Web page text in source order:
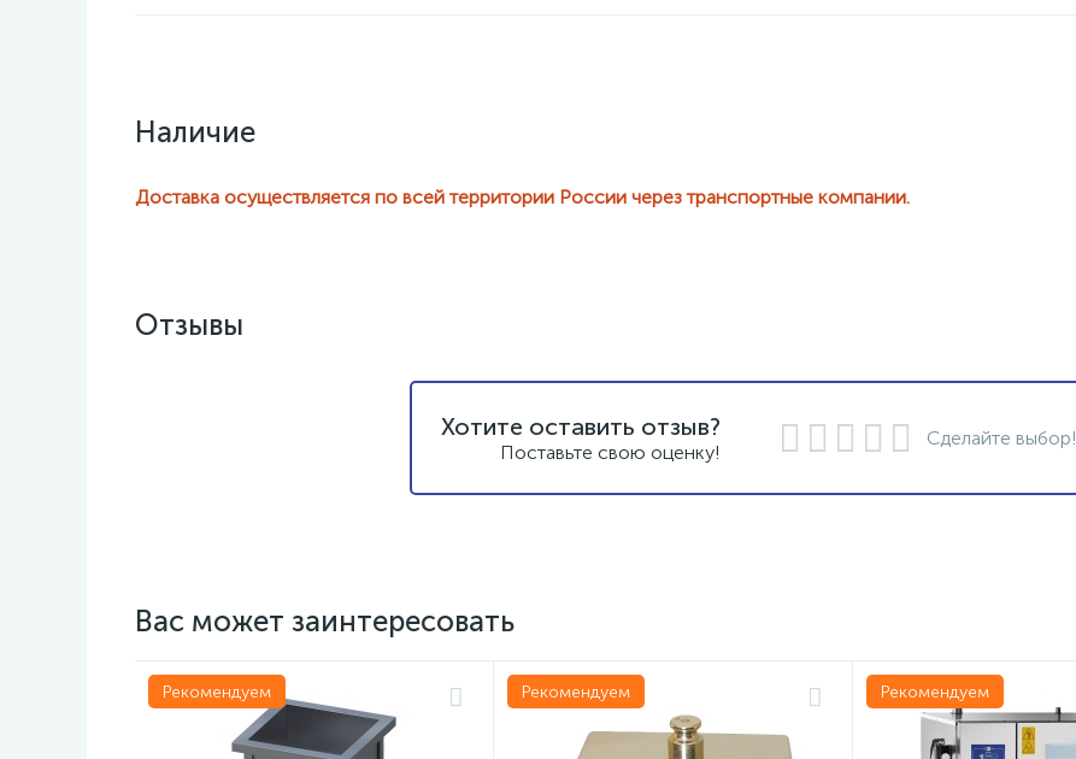
Наличие
Доставка осуществляется по всей территории России через транспортные компании.
Отзывы
Хотите оставить отзыв?
Поставьте свою оценку!
Сделайте выбор!
Вас может заинтересовать
Рекомендуем Рекомендуем Рекомендуем